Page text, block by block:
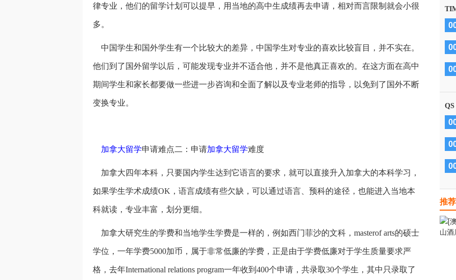
律专业，他们的留学计划可以提早，用当地的高中生成绩再去申请，相对而言限制就会小很
多。
中国学生和国外学生有一个比较大的差异，中国学生对专业的喜欢比较盲目，并不实在。
他们到了国外留学以后，可能发现专业并不适合他，并不是他真正喜欢的。在这方面在高中
期间学生和家长都要做一些进一步咨询和全面了解以及专业老师的指导，以免到了国外不断
变换专业。
加拿大留学申请难点二：申请加拿大留学难度
加拿大四年本科，只要国内学生达到它语言的要求，就可以直接升入加拿大的本科学习，
如果学生学术成绩OK，语言成绩有些欠缺，可以通过语言、预科的途径，也能进入当地本
科就读，专业丰富，划分更细。
加拿大研究生的学费和当地学生学费是一样的，例如西门菲沙的文科，masterof arts的硕士
学位，一年学费5000加币，属于非常低廉的学费，正是由于学费低廉对于学生质量要求严
格，去年International relations program一年收到400个申请，共录取30个学生，其中只录取了
推